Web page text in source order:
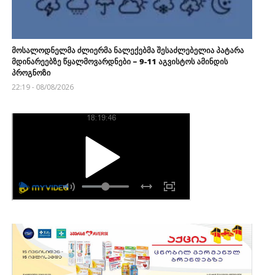
მოსალოდნელმა ძლიერმა ნალექებმა შესაძლებელია პატარა
მდინარეებზე წყალმოვარდნები – 9-11 აგვისტოს ამინდის
პროგნოზი
22:19 - 08/08/2026